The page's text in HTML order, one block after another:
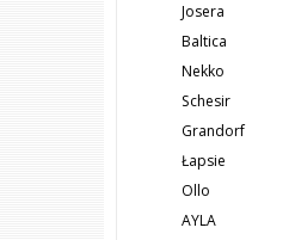
Josera
Baltica
Nekko
Schesir
Grandorf
Łapsie
Ollo
AYLA